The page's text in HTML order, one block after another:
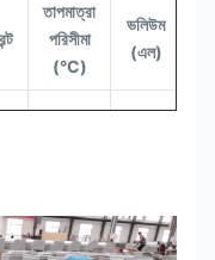
তাপমাত্রা
পরিসীমা
(°C)
ভলিউম
(এল)